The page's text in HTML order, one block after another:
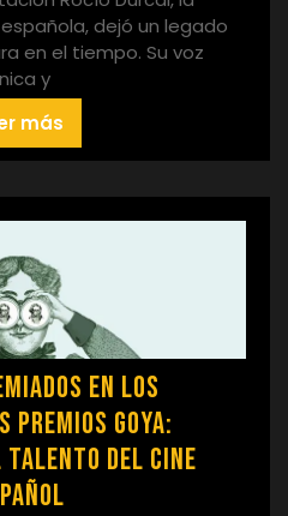
dejó un legado
en el tiempo. Su voz
y
más
en los
Goya:
talento del cine